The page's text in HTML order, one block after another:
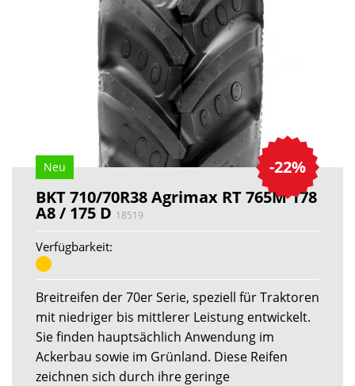
-22%
Neu
BKT 710/70R38 Agrimax RT 765M 178
A8 / 175 D 18519
Verfügbarkeit:
Breitreifen der 70er Serie, speziell für Traktoren
mit niedriger bis mittlerer Leistung entwickelt.
Sie finden hauptsächlich Anwendung im
Ackerbau sowie im Grünland. Diese Reifen
zeichnen sich durch ihre geringe